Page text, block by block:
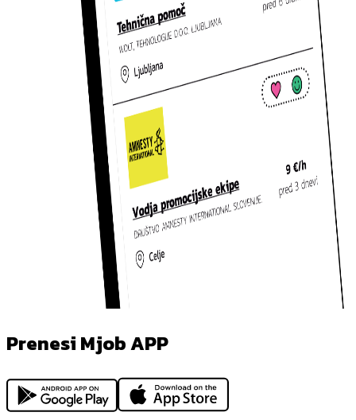
Prenesi Mjob APP